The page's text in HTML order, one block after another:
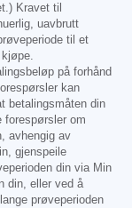
Kravet til
uavbrutt
til et
på forhånd
kan
betalingsmåten din
forespørsler om
avhengig av
gjenspeile
din via Min
din, eller ved å
prøveperioden